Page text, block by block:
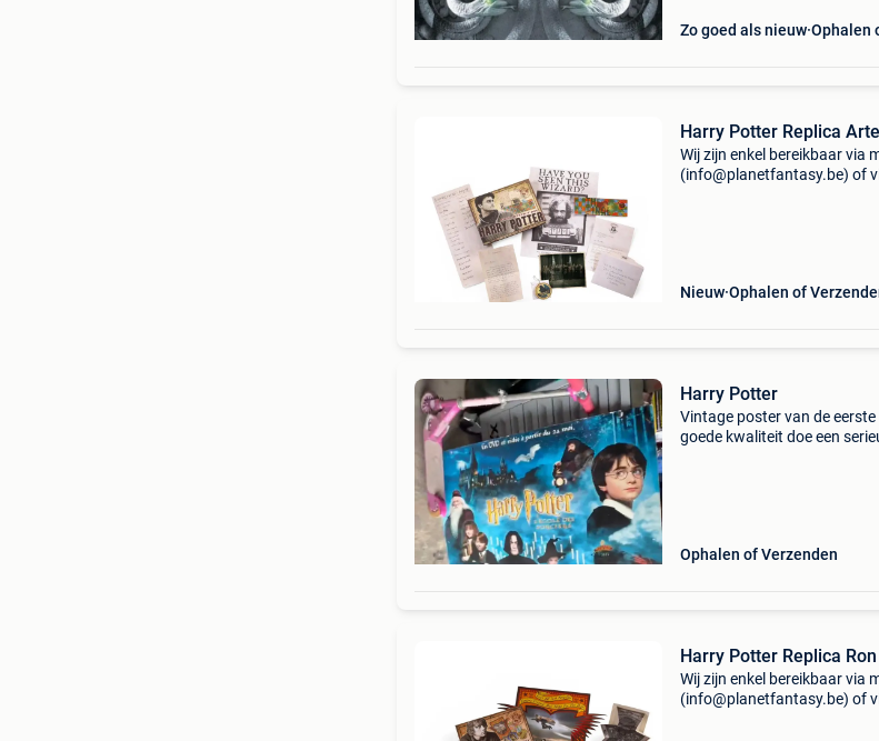
Zo goed als nieuw Ophalen
Harry Potter Replica
Wij zijn enkel bereikbaar via
(info@planetfantasy.be) of
Nieuw Ophalen of
Harry Potter
Vintage poster van de
goede kwaliteit doe een
Ophalen of Verzenden
Harry Potter Replica
Wij zijn enkel bereikbaar via
(info@planetfantasy.be) of